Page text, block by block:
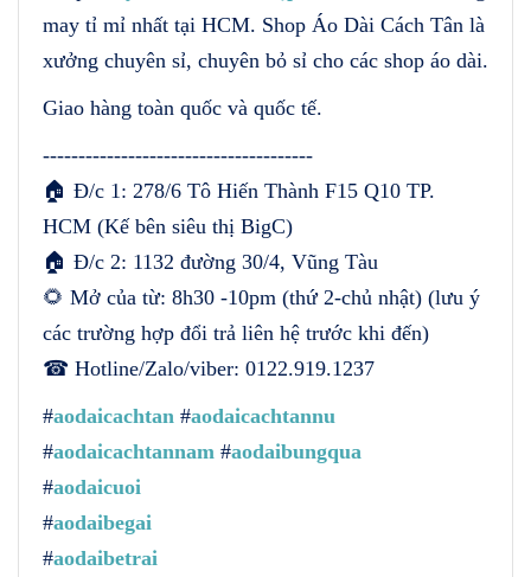
may tỉ mỉ nhất tại HCM. Shop Áo Dài Cách Tân là
xưởng chuyên sỉ, chuyên bỏ sỉ cho các shop áo dài.
Giao hàng toàn quốc và quốc tế.
--------------------------------------
🏠 Đ/c 1: 278/6 Tô Hiến Thành F15 Q10 TP.
HCM (Kế bên siêu thị BigC)
🏠 Đ/c 2: 1132 đường 30/4, Vũng Tàu
🌻 Mở của từ: 8h30 -10pm (thứ 2-chủ nhật) (lưu ý
các trường hợp đổi trả liên hệ trước khi đến)
☎ Hotline/Zalo/viber: 0122.919.1237
#aodaicachtan #aodaicachtannu
#aodaicachtannam #aodaibungqua
#aodaicuoi
#aodaibegai
#aodaibetrai